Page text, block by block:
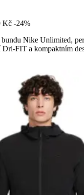
Kč -24%
Nike Unlimited,
FIT a kompaktním